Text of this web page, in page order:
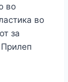
во
во
за